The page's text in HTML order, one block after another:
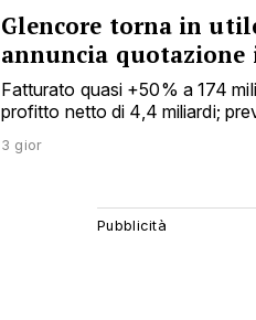
Glencore torna in
annuncia
Fatturato quasi +50% a 174
profitto netto di 4,4 miliardi;
3 gior